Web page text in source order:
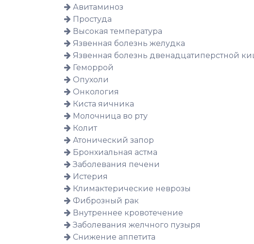
Авитаминоз
Простуда
Высокая температура
Язвенная болезнь желудка
Язвенная болезнь двенадцатиперстной
Геморрой
Опухоли
Онкология
Киста яичника
Молочница во рту
Колит
Атонический запор
Бронхиальная астма
Заболевания печени
Истерия
Климактерические неврозы
Фиброзный рак
Внутреннее кровотечение
Заболевания желчного пузыря
Снижение аппетита